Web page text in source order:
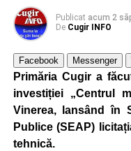
mașină solară.
Trei profesori ai
Cugir și-au
mobilități
Facebook Messenger
Publicat acum 2
De Cugir INFO
Facebook Messenger
Primăria Cugir a
investiției „Centrul
Vinerea, lansând în
Publice (SEAP)
tehnică.